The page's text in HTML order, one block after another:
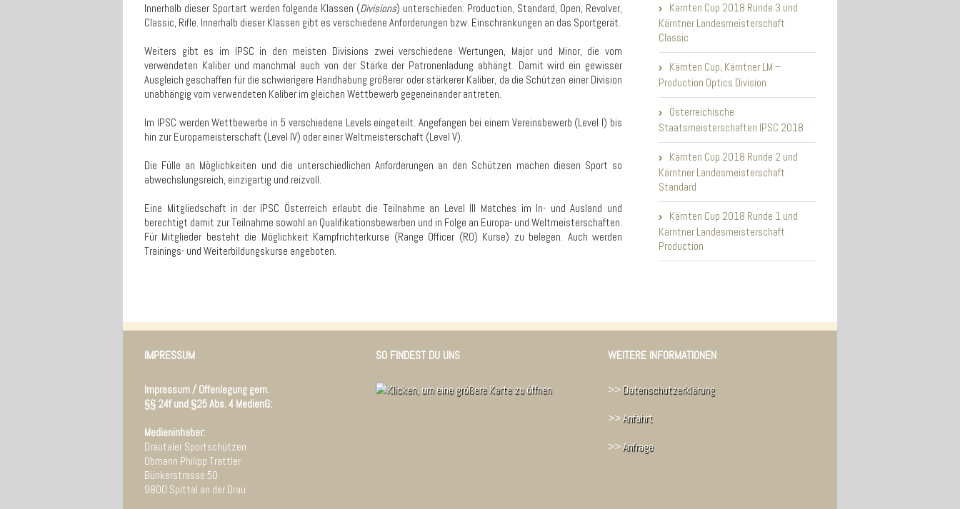
Innerhalb dieser Sportart werden folgende Klassen (Divisions) unterschieden: Production, Standard, Open, Revolver,
Classic, Rifle. Innerhalb dieser Klassen gibt es verschiedene Anforderungen bzw. Einschränkungen an das Sportgerät.
Weiters gibt es im IPSC in den meisten Divisions zwei verschiedene Wertungen, Major und Minor, die vom
verwendeten Kaliber und manchmal auch von der Stärke der Patronenladung abhängt. Damit wird ein gewisser
Ausgleich geschaffen für die schwierigere Handhabung größerer oder stärkerer Kaliber, da die Schützen einer Division
unabhängig vom verwendeten Kaliber im gleichen Wettbewerb gegeneinander antreten.
Im IPSC werden Wettbewerbe in 5 verschiedene Levels eingeteilt. Angefangen bei einem Vereinsbewerb (Level I) bis
hin zur Europameisterschaft (Level IV) oder einer Weltmeisterschaft (Level V).
Die Fülle an Möglichkeiten und die unterschiedlichen Anforderungen an den Schützen machen diesen Sport so
abwechslungsreich, einzigartig und reizvoll.
Eine Mitgliedschaft in der IPSC Österreich erlaubt die Teilnahme an Level III Matches im In- und Ausland und
berechtigt damit zur Teilnahme sowohl an Qualifikationsbewerben und in Folge an Europa- und Weltmeisterschaften.
Für Mitglieder besteht die Möglichkeit Kampfrichterkurse (Range Officer (RO) Kurse) zu belegen. Auch werden
Trainings- und Weiterbildungskurse angeboten.
Kärnten Cup 2018 Runde 3 und
Kärntner Landesmeisterschaft
Classic
Kärnten Cup, Kärntner LM –
Production Optics Division
Österreichische
Staatsmeisterschaften IPSC 2018
Kärnten Cup 2018 Runde 2 und
Kärntner Landesmeisterschaft
Standard
Kärnten Cup 2018 Runde 1 und
Kärntner Landesmeisterschaft
Production
IMPRESSUM
Impressum / Offenlegung gem.
§§ 24f und §25 Abs. 4 MedienG:
Medieninhaber:
Drautaler Sportschützen
Obmann Philipp Trattler
Bünkerstrasse 50
9800 Spittal an der Drau
SO FINDEST DU UNS WEITERE INFORMATIONEN
>> Datenschutzerklärung
>>Anfahrt
>>Anfrage